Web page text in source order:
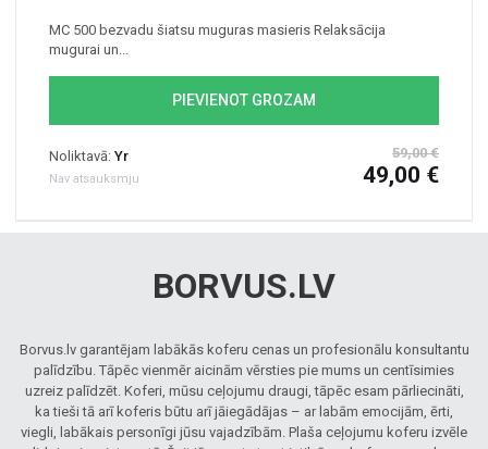
MC 500 bezvadu šiatsu muguras masieris Relaksācija
mugurai un...
PIEVIENOT GROZAM
Noliktavā: Yr
Nav atsauksmju
59,00 €
49,00 €
BORVUS.LV
Borvus.lv garantējam labākās koferu cenas un profesionālu konsultantu
palīdzību. Tāpēc vienmēr aicinām vērsties pie mums un centīsimies
uzreiz palīdzēt. Koferi, mūsu ceļojumu draugi, tāpēc esam pārliecināti,
ka tieši tā arī koferis būtu arī jāiegādājas – ar labām emocijām, ērti,
viegli, labākais personīgi jūsu vajadzībām. Plaša ceļojumu koferu izvēle